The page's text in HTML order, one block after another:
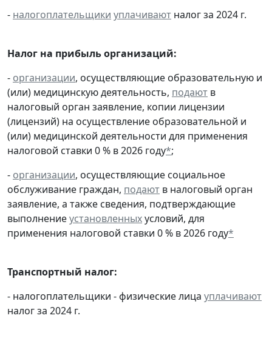
- налогоплательщики уплачивают налог за 2024 г.
Налог на прибыль организаций:
- организации, осуществляющие образовательную и
(или) медицинскую деятельность, подают в
налоговый орган заявление, копии лицензии
(лицензий) на осуществление образовательной и
(или) медицинской деятельности для применения
налоговой ставки 0 % в 2026 году*;
- организации, осуществляющие социальное
обслуживание граждан, подают в налоговый орган
заявление, а также сведения, подтверждающие
выполнениеустановленныхусловий, для
применения налоговой ставки 0 % в 2026 году*
Транспортный налог:
- налогоплательщики - физические лица уплачивают
налог за 2024 г.